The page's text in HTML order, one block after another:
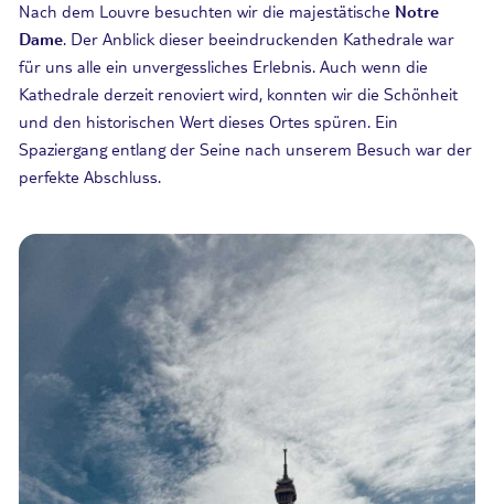
Nach dem Louvre besuchten wir die majestätische Notre
Dame . Der Anblick dieser beeindruckenden Kathedrale war
für uns alle ein unvergessliches Erlebnis. Auch wenn die
Kathedrale derzeit renoviert wird, konnten wir die Schönheit
und den historischen Wert dieses Ortes spüren. Ein
Spaziergang entlang der Seine nach unserem Besuch war der
perfekte Abschluss.